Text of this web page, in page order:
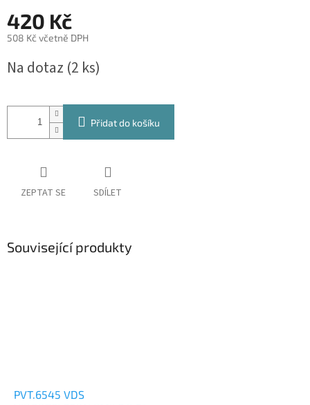
420 Kč
508 Kč včetně DPH
cena:
Na dotaz (2 ks)
Přidat do košíku
ZEPTAT SE SDÍLET
Související produkty
PVT.6545 VDS